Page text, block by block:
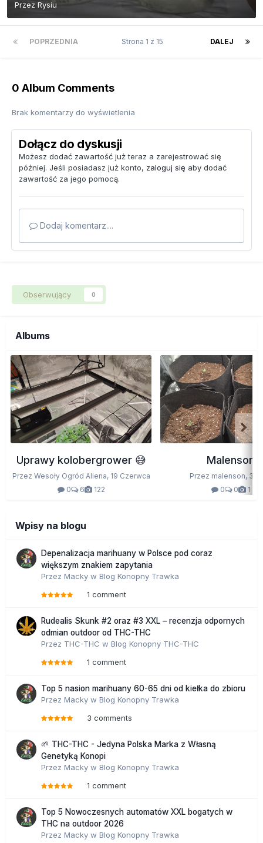
Przez Rysiu
POPRZEDNIA DALEJ
Strona 1 z 15
0 Album Comments
Brak komentarzy do wyświetlenia
Dołącz do dyskusji
Możesz dodać zawartość już teraz a zarejestrować się
później. Jeśli posiadasz już konto, zaloguj się aby dodać
zawartość za jego pomocą.
Dodaj komentarz....
Obserwujący 0
Albums
Uprawy kolobergrower 😅
Przez Wesoły Ogród Aliena, 19 Czerwca
0
6 122
Malenson
Przez malenson, 3
0
0 1
Wpisy na blogu
Depenalizacja marihuany w Polsce pod coraz
większym znakiem zapytania
Przez Macky w Blog Konopny Trawka
1 comment
Rudealis Skunk #2 oraz #3 XXL – recenzja odpornych
odmian outdoor od THC-THC
Przez THC-THC w Blog Konopny THC-THC
1 comment
Top 5 nasion marihuany 60-65 dni od kiełka do zbioru
Przez Macky w Blog Konopny Trawka
3 comments
🌱 THC-THC - Jedyna Polska Marka z Własną
Genetyką Konopi
Przez Macky w Blog Konopny Trawka
1 comment
Top 5 Nowoczesnych automatów XXL bogatych w
THC na outdoor 2026
Przez Macky w Blog Konopny Trawka